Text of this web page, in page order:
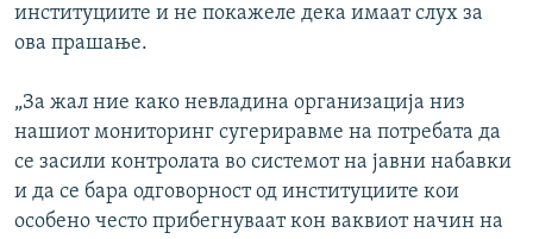
институциите и не покажеле дека имаат слух за
ова прашање.
„За жал ние како невладина организација низ
нашиот мониторинг сугериравме на потребата да
се засили контролата во системот на јавни набавки
и да се бара одговорност од институциите кои
особено често прибегнуваат кон ваквиот начин на